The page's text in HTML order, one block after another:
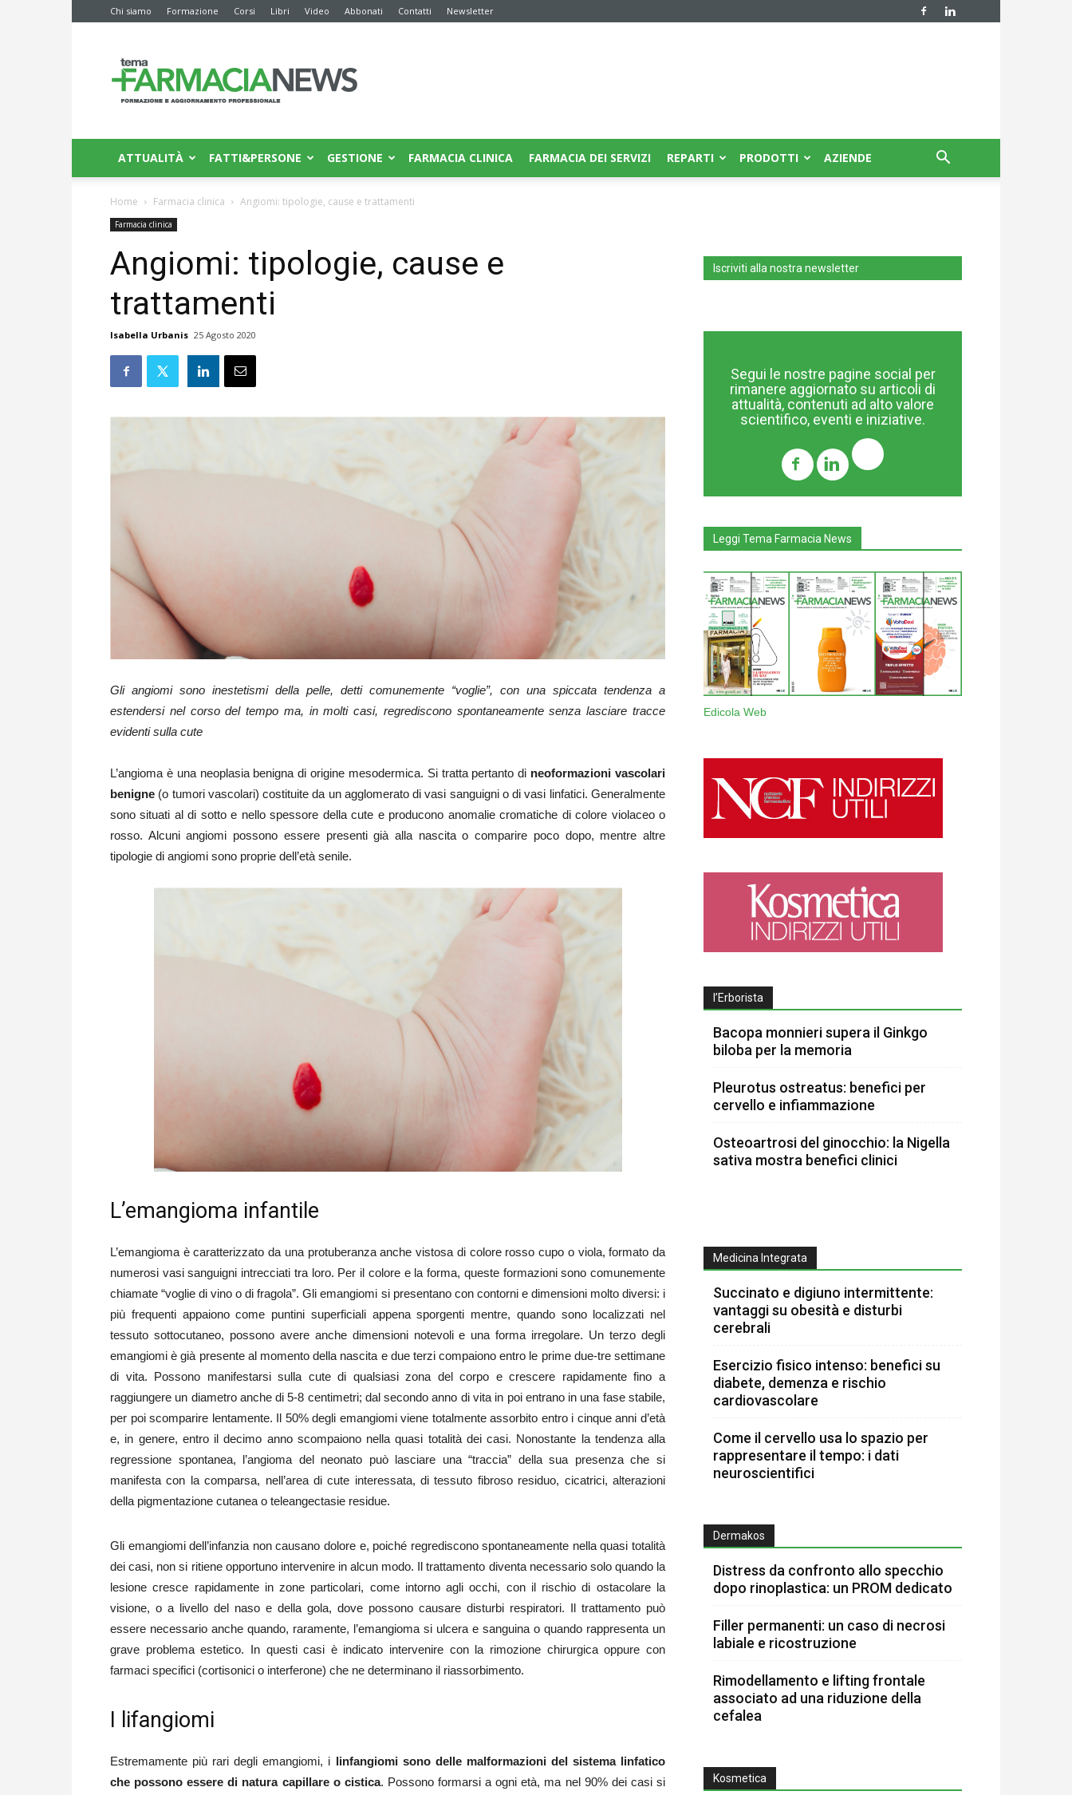
Chi siamo Formazione Corsi Libri Video Abbonati Contatti Newsletter
News
ATTUALITÀ FATTI&PERSONE GESTIONE FARMACIA CLINICA FARMACIA DEI SERVIZI REPARTI PRODOTTI AZIENDE
Home Farmacia clinica Angiomi: tipologie, cause e trattamenti
Farmacia clinica
Angiomi: tipologie, cause e
trattamenti
Isabella Urbanis 25 Agosto 2020
Gli angiomi sono inestetismi della pelle, detti comunemente “voglie”, con una spiccata tendenza a
estendersi nel corso del tempo ma, in molti casi, regrediscono spontaneamente senza lasciare tracce
evidenti sulla cute
L’angioma è una neoplasia benigna di origine mesodermica. Si tratta pertanto di neoformazioni vascolari
benigne (o tumori vascolari) costituite da un agglomerato di vasi sanguigni o di vasi linfatici. Generalmente
sono situati al di sotto e nello spessore della cute e producono anomalie cromatiche di colore violaceo o
rosso. Alcuni angiomi possono essere presenti già alla nascita o comparire poco dopo, mentre altre
tipologie di angiomi sono proprie dell’età senile.
L’emangioma infantile
L’emangioma è caratterizzato da una protuberanza anche vistosa di colore rosso cupo o viola, formato da
numerosi vasi sanguigni intrecciati tra loro. Per il colore e la forma, queste formazioni sono comunemente
chiamate “voglie di vino o di fragola”. Gli emangiomi si presentano con contorni e dimensioni molto diversi: i
più frequenti appaiono come puntini superficiali appena sporgenti mentre, quando sono localizzati nel
tessuto sottocutaneo, possono avere anche dimensioni notevoli e una forma irregolare. Un terzo degli
emangiomi è già presente al momento della nascita e due terzi compaiono entro le prime due-tre settimane
di vita. Possono manifestarsi sulla cute di qualsiasi zona del corpo e crescere rapidamente fino a
raggiungere un diametro anche di 5-8 centimetri; dal secondo anno di vita in poi entrano in una fase stabile,
per poi scomparire lentamente. Il 50% degli emangiomi viene totalmente assorbito entro i cinque anni d’età
e, in genere, entro il decimo anno scompaiono nella quasi totalità dei casi. Nonostante la tendenza alla
regressione spontanea, l’angioma del neonato può lasciare una “traccia” della sua presenza che si
manifesta con la comparsa, nell’area di cute interessata, di tessuto fibroso residuo, cicatrici, alterazioni
della pigmentazione cutanea o teleangectasie residue.
Gli emangiomi dell’infanzia non causano dolore e, poiché regrediscono spontaneamente nella quasi totalità
dei casi, non si ritiene opportuno intervenire in alcun modo. Il trattamento diventa necessario solo quando la
lesione cresce rapidamente in zone particolari, come intorno agli occhi, con il rischio di ostacolare la
visione, o a livello del naso e della gola, dove possono causare disturbi respiratori. Il trattamento può
essere necessario anche quando, raramente, l’emangioma si ulcera e sanguina o quando rappresenta un
grave problema estetico. In questi casi è indicato intervenire con la rimozione chirurgica oppure con
farmaci specifici (cortisonici o interferone) che ne determinano il riassorbimento.
I lifangiomi
Estremamente più rari degli emangiomi, i linfangiomi sono delle malformazioni del sistema linfatico
che possono essere di natura capillare o cistica. Possono formarsi a ogni età, ma nel 90% dei casi si
Iscriviti alla nostra newsletter
Segui le nostre pagine social per
rimanere aggiornato su articoli di
attualità, contenuti ad alto valore
scientifico, eventi e iniziative.
Leggi Tema Farmacia News
Edicola Web
l’Erborista
Bacopa monnieri supera il Ginkgo
biloba per la memoria
Pleurotus ostreatus: benefici per
cervello e infiammazione
Osteoartrosi del ginocchio: la Nigella
sativa mostra benefici clinici
Medicina Integrata
Succinato e digiuno intermittente:
vantaggi su obesità e disturbi
cerebrali
Esercizio fisico intenso: benefici su
diabete, demenza e rischio
cardiovascolare
Come il cervello usa lo spazio per
rappresentare il tempo: i dati
neuroscientifici
Dermakos
Distress da confronto allo specchio
dopo rinoplastica: un PROM dedicato
Filler permanenti: un caso di necrosi
labiale e ricostruzione
Rimodellamento e lifting frontale
associato ad una riduzione della
cefalea
Kosmetica